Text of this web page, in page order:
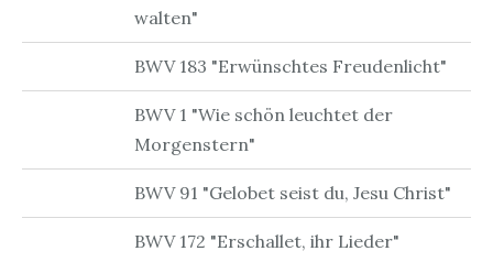
walten"
BWV 183 "Erwünschtes Freudenlicht"
BWV 1 "Wie schön leuchtet der
Morgenstern"
BWV 91 "Gelobet seist du, Jesu Christ"
BWV 172 "Erschallet, ihr Lieder"